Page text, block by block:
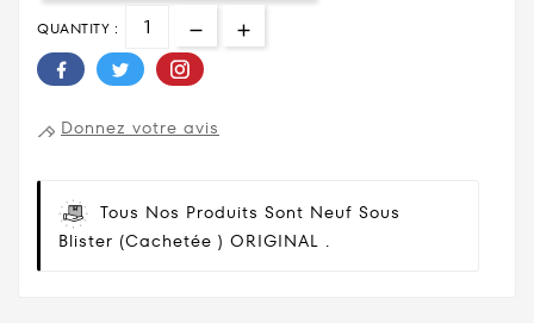
QUANTITY :
Donnez votre avis
Tous Nos Produits Sont Neuf Sous
Blister (cachetée ) ORIGINAL .